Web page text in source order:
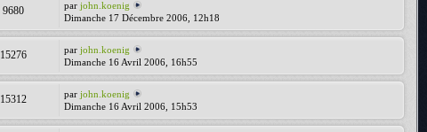
9680 parjohn.koenig
Dimanche 17 Décembre 2006, 12h18
15276 parjohn.koenig
Dimanche 16 Avril 2006, 16h55
15312 parjohn.koenig
Dimanche 16 Avril 2006, 15h53